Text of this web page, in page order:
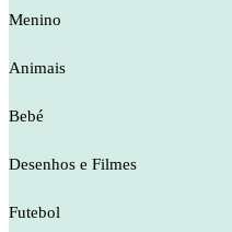
Menino
Animais
Bebé
Desenhos e Filmes
Futebol